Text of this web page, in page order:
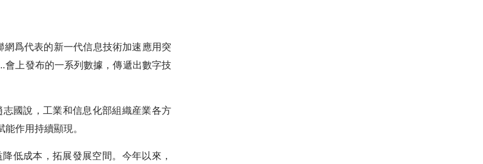
爲代表的新一代信息技術加速應用突
上發布的一系列數據，傳遞出數字技
國說，工業和信息化部組織産業各方
作用持續顯現。
低成本，拓展發展空間。今年以來，